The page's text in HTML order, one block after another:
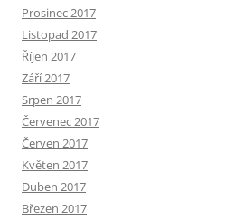
Prosinec 2017
Listopad 2017
Říjen 2017
Září 2017
Srpen 2017
Červenec 2017
Červen 2017
Květen 2017
Duben 2017
Březen 2017